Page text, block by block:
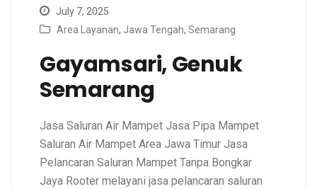
July 7, 2025
Area Layanan, Jawa Tengah, Semarang
Gayamsari, Genuk
Semarang
Jasa Saluran Air Mampet Jasa Pipa Mampet
Saluran Air Mampet Area Jawa Timur Jasa
Pelancaran Saluran Mampet Tanpa Bongkar
Jaya Rooter melayani jasa pelancaran saluran